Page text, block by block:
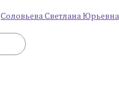
Cоловьева Cветлана Юрьевна